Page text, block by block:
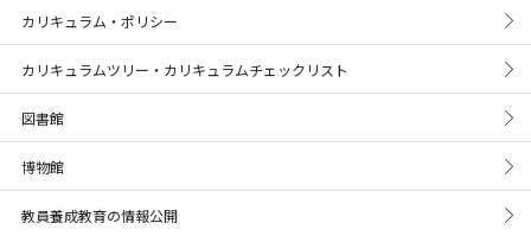
カリキュラム・ポリシー
カリキュラムツリー・カリキュラムチェックリスト
図書館
博物館
教員養成教育の情報公開